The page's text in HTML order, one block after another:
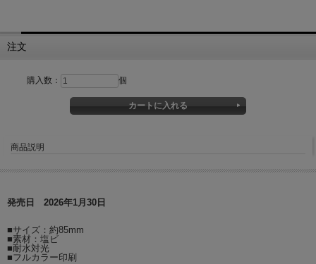
注文
購入数： 個
商品説明
発売日 2026年1月30日
■サイズ：約85mm
■素材：塩ビ
■耐水対光
■フルカラー印刷